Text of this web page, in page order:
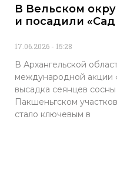
В Вельском
и посадили
17.06.2026 15:28
В Архангельской
международной акции
высадка сеянцев
Пакшеньгском
стало ключевым в